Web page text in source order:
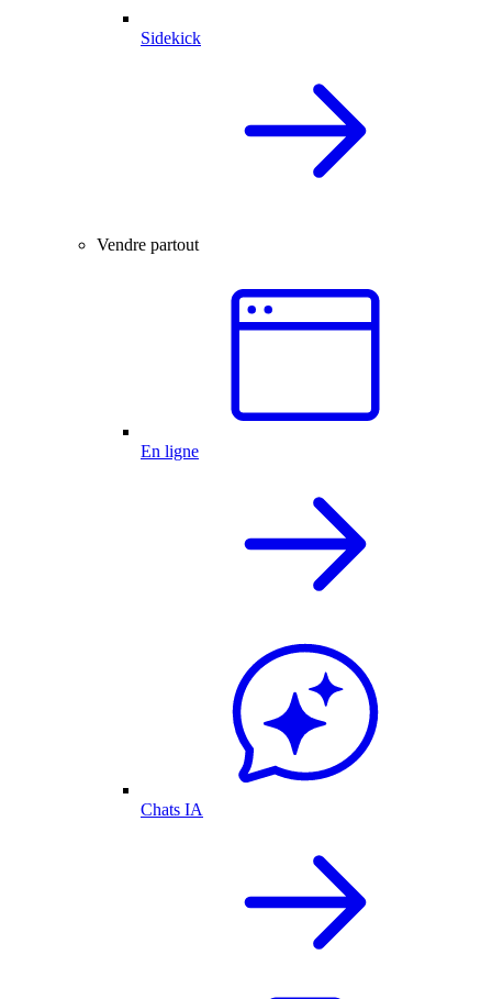
Sidekick
Vendre partout
En ligne
Chats IA